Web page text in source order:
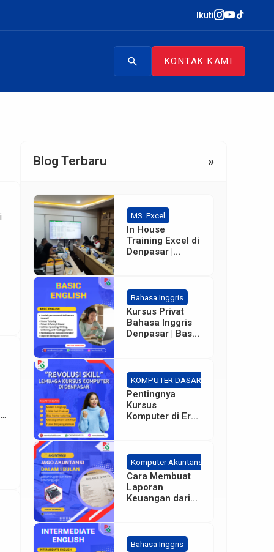
Ikuti
search KONTAK KAMI
Blog Terbaru »
MS. Excel
In House
Training Excel di
Denpasar |
Bahasa Inggris
Kursus Privat
Bahasa Inggris
Denpasar | Basic
KOMPUTER DASAR
Pentingnya
Kursus
Komputer di Era
Komputer Akuntansi
Cara Membuat
Laporan
Keuangan dari
Bahasa Inggris